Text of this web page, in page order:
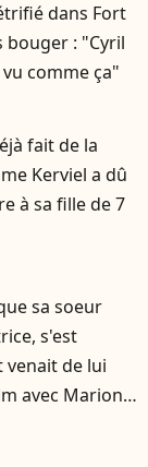
dans Fort
bouger : "Cyril
vu comme ça"
fait de la
Kerviel a dû
à sa fille de 7
sa soeur
s'est
venait de lui
avec Marion